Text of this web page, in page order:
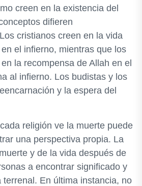
creen en la existencia del
difieren
cristianos creen en la vida
el infierno, mientras que los
la recompensa de Allah en el
al infierno. Los budistas y los
y la espera del
religión ve la muerte puede
una perspectiva propia. La
y de la vida después de
a encontrar significado y
terrenal. En última instancia, no